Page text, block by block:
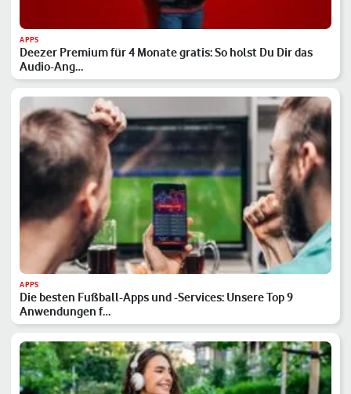
APPS
Deezer Premium für 4 Monate gratis: So holst Du Dir das
Audio-Ang…
APPS
Die besten Fußball-Apps und -Services: Unsere Top 9
Anwendungen f…